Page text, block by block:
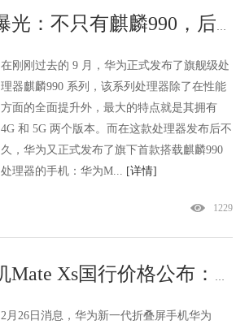
在刚刚过去的 9 月，华为正式发布了旗舰级处
理器麒麟990 系列，该系列处理器除了在性能
方面的全面提升外，最大的特点就是其拥有
4G 和 5G 两个版本。而在这款处理器发布后不
久，华为又正式发布了旗下首款搭载麒麟990
处理器的手机：华为M... [详情]
1229
2月26日消息，华为新一代折叠屏手机华为